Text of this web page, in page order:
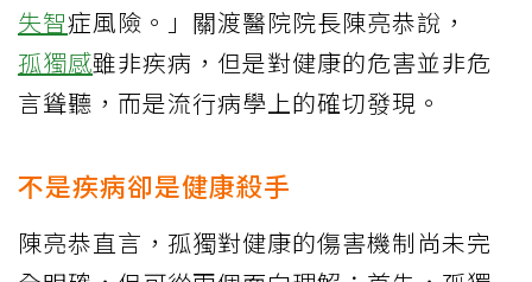
失智症風險。」關渡醫院院長陳亮恭說，
孤獨感雖非疾病，但是對健康的危害並非危
言聳聽，而是流行病學上的確切發現。
不是疾病卻是健康殺手
陳亮恭直言，孤獨對健康的傷害機制尚未完